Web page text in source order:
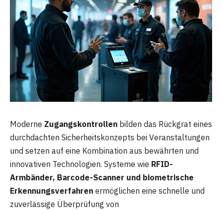
Moderne Zugangskontrollen bilden das Rückgrat eines
durchdachten Sicherheitskonzepts bei Veranstaltungen
und setzen auf eine Kombination aus bewährten und
innovativen Technologien. Systeme wie RFID-
Armbänder, Barcode-Scanner und biometrische
Erkennungsverfahren ermöglichen eine schnelle und
zuverlässige Überprüfung von